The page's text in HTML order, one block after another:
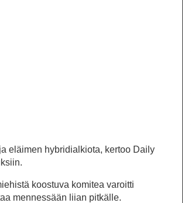
eläimen hybridialkiota, kertoo Daily
koostuva komitea varoitti
mennessään liian pitkälle.